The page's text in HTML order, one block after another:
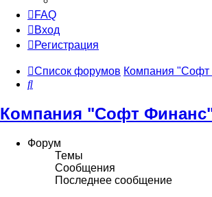
FAQ
Вход
Регистрация
Список форумов Компания "Софт
Поиск
Компания "Софт
Форум
Темы
Сообщения
Последнее сообщение